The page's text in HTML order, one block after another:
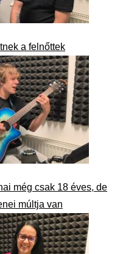
a felnőttek
még csak 18 éves, de
múltja van